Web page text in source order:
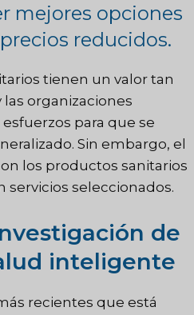
mejores opciones
reducidos.
tienen un valor tan
organizaciones
para que se
Sin embargo, el
los productos sanitarios
servicios seleccionados.
de
inteligente
recientes que está